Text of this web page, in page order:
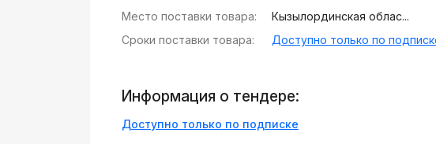
Место поставки товара:
Кызылординская облас...
Сроки поставки товара:
Доступно только по
Информация о тендере:
Доступно только по подписке